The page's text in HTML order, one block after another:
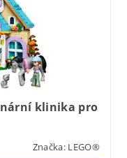
klinika pro
Značka: LEGO®